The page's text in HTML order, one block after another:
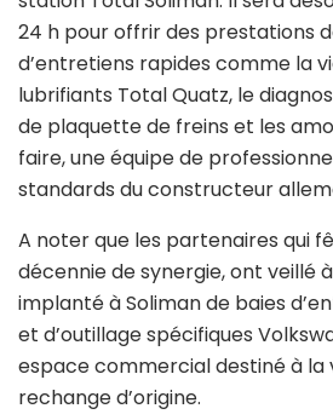
24 h pour offrir des prestations
d’entretiens rapides comme la
lubrifiants Total Quatz, le
de plaquette de freins et les
faire, une équipe de
standards du constructeur
A noter que les partenaires qui
décennie de synergie, ont veillé
implanté à Soliman de baies
et d’outillage spécifiques
espace commercial destiné à la
rechange d’origine.